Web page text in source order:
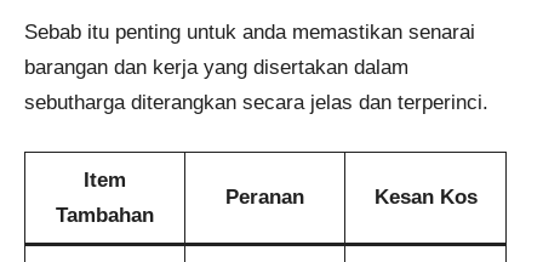
Sebab itu penting untuk anda memastikan senarai
barangan dan kerja yang disertakan dalam
sebutharga diterangkan secara jelas dan terperinci.
Item
Tambahan
Peranan Kesan Kos